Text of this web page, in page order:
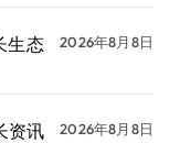
生态
2026年8月8日
资讯
2026年8月8日